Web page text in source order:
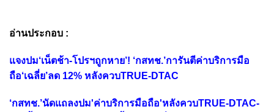
อ่านประกอบ :
แจงปม‘เน็ตช้า-โปรฯถูกหาย’! ‘กสทช.’การันตีค่าบริการมือ
ถือ‘เฉลี่ย’ลด 12% หลังควบTRUE-DTAC
‘กสทช.’นัดแถลงปม'ค่าบริการมือถือ'หลังควบTRUE-DTAC-